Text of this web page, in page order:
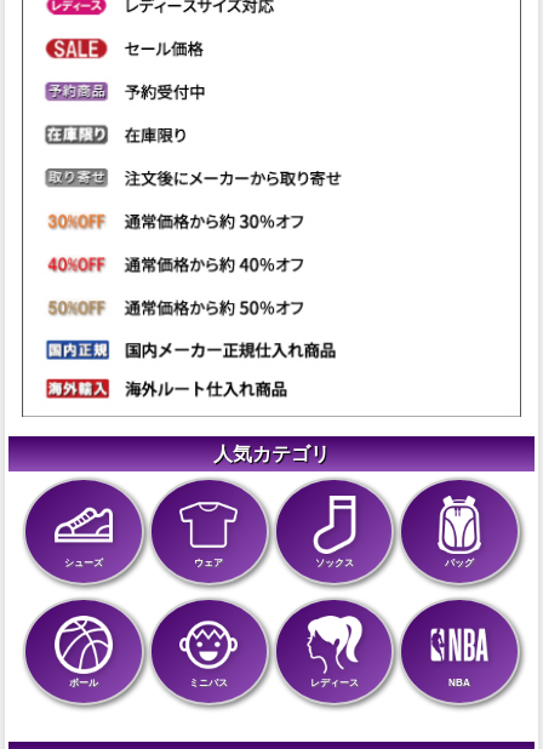
人気カテゴリ
シューズ ウェア ソックス バッグ
ボール ミニバス レディース NBA